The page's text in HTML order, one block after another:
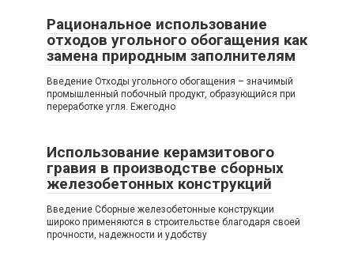
Рациональное использование
отходов угольного обогащения как
замена природным заполнителям
Введение Отходы угольного обогащения – значимый
промышленный побочный продукт, образующийся при
переработке угля. Ежегодно
Использование керамзитового
гравия в производстве сборных
железобетонных конструкций
Введение Сборные железобетонные конструкции
широко применяются в строительстве благодаря своей
прочности, надежности и удобству